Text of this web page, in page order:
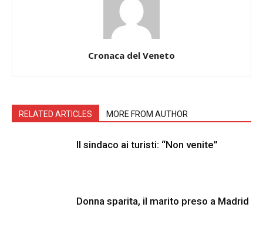
Cronaca del Veneto
RELATED ARTICLES MORE FROM AUTHOR
Il sindaco ai turisti: “Non venite”
Donna sparita, il marito preso a Madrid